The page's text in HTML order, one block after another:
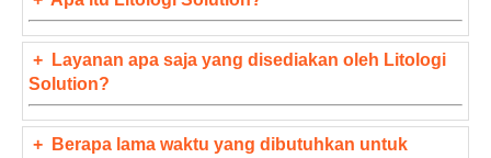
+
Layanan apa saja yang disediakan oleh Litologi
Solution?
+
Berapa lama waktu yang dibutuhkan untuk